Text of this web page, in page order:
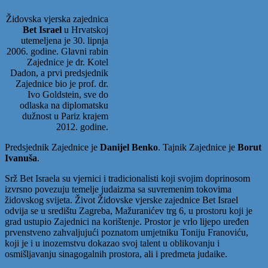
Židovska vjerska zajednica
Bet Israelu Hrvatskoj
utemeljena je 30. lipnja
2006. godine. Glavni rabin
Zajednice je dr. Kotel
Dadon, a prvi predsjednik
Zajednice bio je prof. dr.
Ivo Goldstein, sve do
odlaska na diplomatsku
dužnost u Pariz krajem
2012. godine.
Predsjednik Zajednice je Danijel Benko. Tajnik Zajednice je Borut
Ivanuša.
Srž Bet Israela su vjernici i tradicionalisti koji svojim doprinosom
izvrsno povezuju temelje judaizma sa suvremenim tokovima
židovskog svijeta. Život Židovske vjerske zajednice Bet Israel
odvija se u središtu Zagreba, Mažuranićev trg 6, u prostoru koji je
grad ustupio Zajednici na korištenje. Prostor je vrlo lijepo uređen
prvenstveno zahvaljujući poznatom umjetniku Toniju Franoviću,
koji je i u inozemstvu dokazao svoj talent u oblikovanju i
osmišljavanju sinagogalnih prostora, ali i predmeta judaike.